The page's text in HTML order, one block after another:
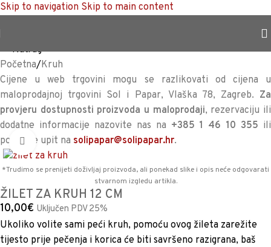
Skip to navigation Skip to main content
<<Natrag
Početna/Kruh
Cijene u web trgovini mogu se razlikovati od cijena u
maloprodajnoj trgovini Sol i Papar, Vlaška 78, Zagreb. Za
provjeru dostupnosti proizvoda u maloprodaji, rezervaciju ili
dodatne informacije nazovite nas na +385 1 46 10 355 ili
pošaljite upit na solipapar@solipapar.hr.
Povećaj sliku
*Trudimo se prenijeti doživljaj proizvoda, ali ponekad slike i opis neće odgovarati
stvarnom izgledu artikla.
ŽILET ZA KRUH 12 CM
10,00€ Uključen PDV 25%
Ukoliko volite sami peći kruh, pomoću ovog žileta zarežite
tijesto prije pečenja i korica će biti savršeno razigrana, baš